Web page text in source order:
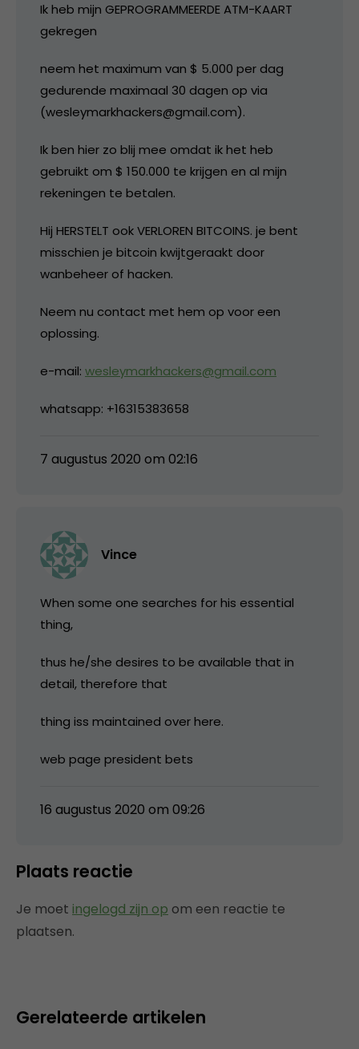
Ik heb mijn GEPROGRAMMEERDE ATM-KAART
gekregen
neem het maximum van $ 5.000 per dag
gedurende maximaal 30 dagen op via
(wesleymarkhackers@gmail.com).
Ik ben hier zo blij mee omdat ik het heb
gebruikt om $ 150.000 te krijgen en al mijn
rekeningen te betalen.
Hij HERSTELT ook VERLOREN BITCOINS. je bent
misschien je bitcoin kwijtgeraakt door
wanbeheer of hacken.
Neem nu contact met hem op voor een
oplossing.
e-mail: wesleymarkhackers@gmail.com
whatsapp: +16315383658
7 augustus 2020 om 02:16
Vince
When some one searches for his essential
thing,
thus he/she desires to be available that in
detail, therefore that
thing iss maintained over here.
web page president bets
16 augustus 2020 om 09:26
Plaats reactie
Je moet ingelogd zijn op om een reactie te
plaatsen.
Gerelateerde artikelen